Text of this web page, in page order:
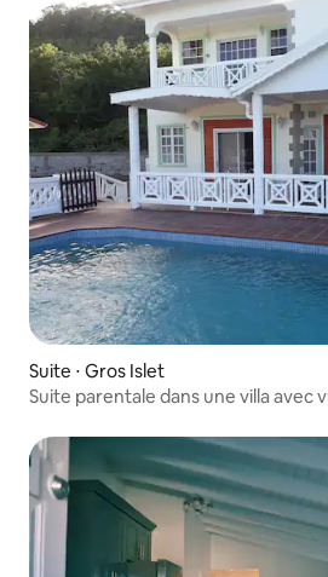
Suite ⋅ Gros Islet
Suite parentale dans une villa avec